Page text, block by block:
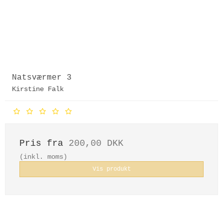
Natsværmer 3
Kirstine Falk
Pris fra 200,00 DKK
(inkl. moms)
Vis produkt